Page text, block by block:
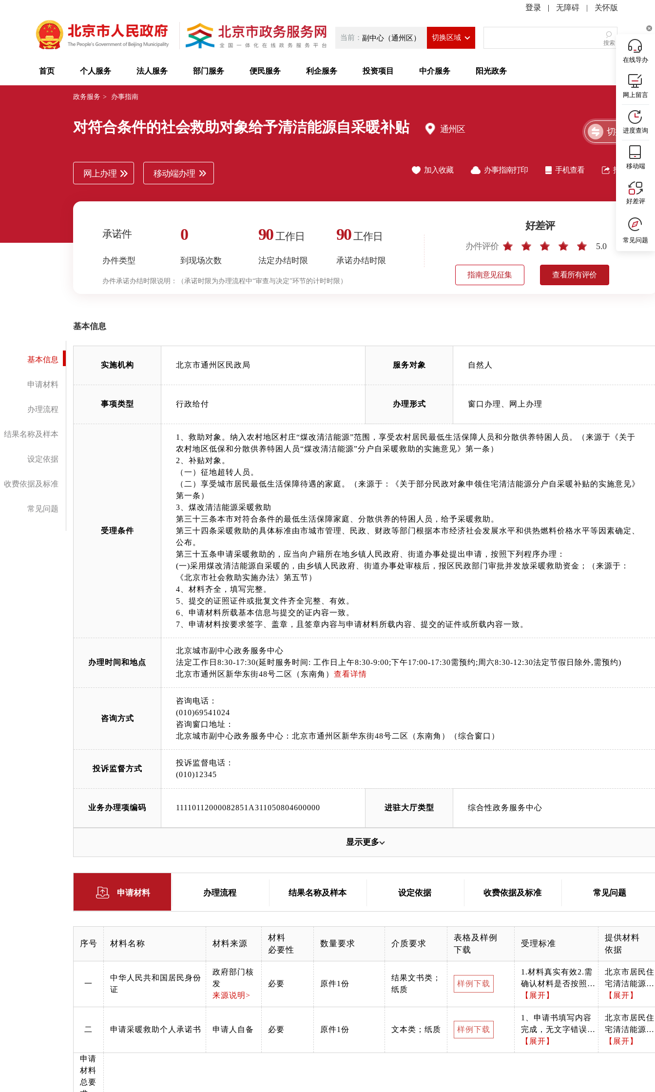
| 无障碍 | 关怀版
当前： 副中心（通州区） 切换区域
搜索
首页 个人服务 法人服务 部门服务 便民服务 利企服务 投资项目 中介服务 阳光政务
政务服务 > 办事指南
对符合条件的社会救助对象给予清洁能源自采暖补贴 通州区 切换简洁版
网上办理 移动端办理 加入收藏 办事指南打印 手机查看 指南分享
承诺件
办件类型
0
到现场次数
90工作日
法定办结时限
90工作日
承诺办结时限
好差评
办件评价 5.0
指南意见征集 查看所有评价
办件承诺办结时限说明： （承诺时限为办理流程中“审查与决定”环节的计时时限）
基本信息
申请材料
办理流程
结果名称及样本
设定依据
收费依据及标准
常见问题
基本信息
实施机构 北京市通州区民政局 服务对象 自然人
事项类型 行政给付 办理形式 窗口办理、网上办理
受理条件
1、救助对象。纳入农村地区村庄“煤改清洁能源”范围，享受农村居民最低生活保障人员和分散供养特困人员。（来源于《关于
农村地区低保和分散供养特困人员“煤改清洁能源”分户自采暖救助的实施意见》第一条）
2、补贴对象。
（一）征地超转人员。
（二）享受城市居民最低生活保障待遇的家庭。（来源于：《关于部分民政对象申领住宅清洁能源分户自采暖补贴的实施意见》
第一条）
3、煤改清洁能源采暖救助
第三十三条本市对符合条件的最低生活保障家庭、分散供养的特困人员，给予采暖救助。
第三十四条采暖救助的具体标准由市城市管理、民政、财政等部门根据本市经济社会发展水平和供热燃料价格水平等因素确定、
公布。
第三十五条申请采暖救助的，应当向户籍所在地乡镇人民政府、街道办事处提出申请，按照下列程序办理：
(一)采用煤改清洁能源自采暖的，由乡镇人民政府、街道办事处审核后，报区民政部门审批并发放采暖救助资金；（来源于：
《北京市社会救助实施办法》第五节）
4、材料齐全，填写完整。
5、提交的证照证件或批复文件齐全完整、有效。
6、申请材料所载基本信息与提交的证内容一致。
7、申请材料按要求签字、盖章，且签章内容与申请材料所载内容、提交的证件或所载内容一致。
办理时间和地点
北京城市副中心政务服务中心
法定工作日8:30-17:30(延时服务时间: 工作日上午8:30-9:00;下午17:00-17:30需预约;周六8:30-12:30法定节假日除外,需预约)
北京市通州区新华东街48号二区（东南角） 查看详情
咨询方式
咨询电话：
(010)69541024
咨询窗口地址：
北京城市副中心政务服务中心：北京市通州区新华东街48号二区（东南角）（综合窗口）
投诉监督方式
投诉监督电话：
(010)12345
业务办理项编码 11110112000082851A311050804600000 进驻大厅类型 综合性政务服务中心
显示更多
申请材料 办理流程 结果名称及样本 设定依据 收费依据及标准 常见问题
序号 材料名称 材料来源
材料
必要性
数量要求 介质要求
表格及样例
下载
受理标准
提供材料
依据
一
中华人民共和国居民身份
证
政府部门核
发
来源说明>
必要 原件1份
结果文书类；
纸质
样例下载
1.材料真实有效2.需
确认材料是否按照办
事指南中所列格式递
交
【展开】
北京市居民住
宅清洁能源分
户自采暖补贴
暂行办法
【展开】
二 申请采暖救助个人承诺书 申请人自备 必要 原件1份 文本类；纸质 样例下载
1、申请书填写内容
完成，无文字错误，
无修改痕迹； 2、本
人姓名、身份证号应
【展开】
北京市居民住
宅清洁能源分
户自采暖补贴
暂行办法
【展开】
申请
材料
总要
在线导办
网上留言
进度查询
移动端
好差评
常见问题